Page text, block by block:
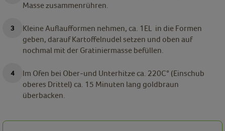
Masse zusammenrühren.
Kleine Auflaufformen nehmen, ca. 1EL in die Formen
geben, darauf Kartoffelnudel setzen und oben auf
nochmal mit der Gratiniermasse befüllen.
Im Ofen bei Ober-und Unterhitze ca. 220C° (Einschub
oberes Drittel) ca. 15 Minuten lang goldbraun
überbacken.